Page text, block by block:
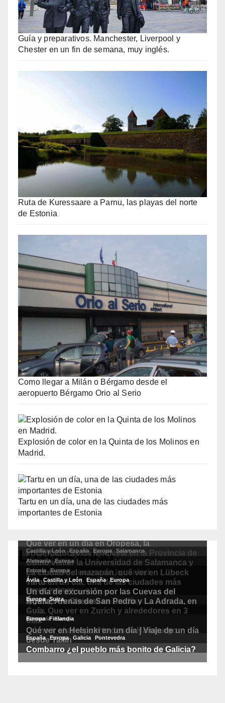
Guía y preparativos. Manchester, Liverpool y
Chester en un fin de semana, muy inglés.
Ruta de Kuressaare a Parnu, las playas del norte
de Estonia
Como llegar a Milán o Bérgamo desde el
aeropuerto Bérgamo Orio al Serio
Explosión de color en la Quinta de los Molinos en
Madrid.
Tartu en un día, una de las ciudades más
importantes de Estonia
Lo más leído